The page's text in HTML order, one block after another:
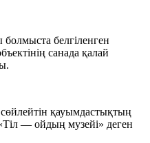
белгіленген
санада қалай
сөйлейтін қауымдастықтың
— ойдың музейі» деген